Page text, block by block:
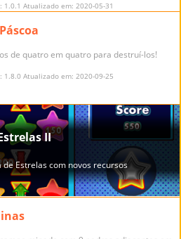
1.0.1 Atualizado em: 2020-05-31
de quatro em quatro para destruí-los!
1.8.0 Atualizado em: 2020-09-25